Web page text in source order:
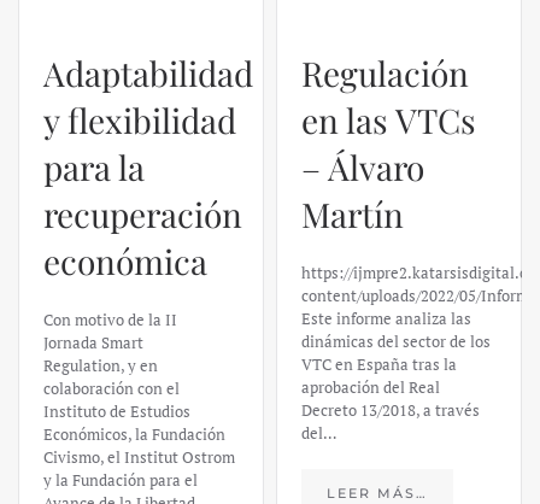
Regulación
en las VTCs
– Álvaro
Martín
https://ijmpre2.katarsisdigital.com/wp-
content/uploads/2022/05/Informe_sobre_las_VTC.pdf
Este informe analiza las
dinámicas del sector de los
VTC en España tras la
aprobación del Real
Decreto 13/2018, a través
del…
LEER MÁS…
El caso de
Silicon
Valley Bank:
un análisis
financiero –
Daniel
Fernández